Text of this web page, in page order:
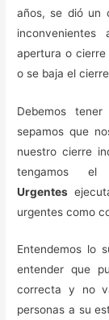
años, se dió un
apertura o
o se baja el
Debemos
sepamos que
nuestro cierre
tengamos el
Urgentes
urgentes como
Entendemos lo
entender que
correcta y no
personas a su